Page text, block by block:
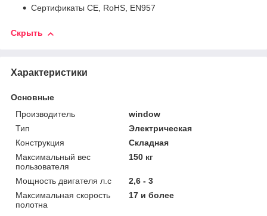
Сертификаты CE, RoHS, EN957
Скрыть
Характеристики
Основные
Производитель
window
Тип
Электрическая
Конструкция
Складная
Максимальный вес
пользователя
150 кг
Мощность двигателя л.с
2,6 - 3
Максимальная скорость
полотна
17 и более